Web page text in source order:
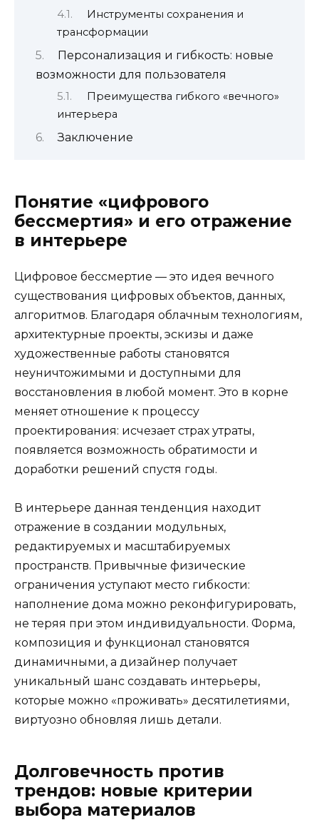
Инструменты сохранения и
трансформации
Персонализация и гибкость: новые
возможности для пользователя
Преимущества гибкого «вечного»
интерьера
Заключение
Понятие «цифрового
бессмертия» и его отражение
в интерьере
Цифровое бессмертие — это идея вечного
существования цифровых объектов, данных,
алгоритмов. Благодаря облачным технологиям,
архитектурные проекты, эскизы и даже
художественные работы становятся
неуничтожимыми и доступными для
восстановления в любой момент. Это в корне
меняет отношение к процессу
проектирования: исчезает страх утраты,
появляется возможность обратимости и
доработки решений спустя годы.
В интерьере данная тенденция находит
отражение в создании модульных,
редактируемых и масштабируемых
пространств. Привычные физические
ограничения уступают место гибкости:
наполнение дома можно реконфигурировать,
не теряя при этом индивидуальности. Форма,
композиция и функционал становятся
динамичными, а дизайнер получает
уникальный шанс создавать интерьеры,
которые можно «проживать» десятилетиями,
виртуозно обновляя лишь детали.
Долговечность против
трендов: новые критерии
выбора материалов